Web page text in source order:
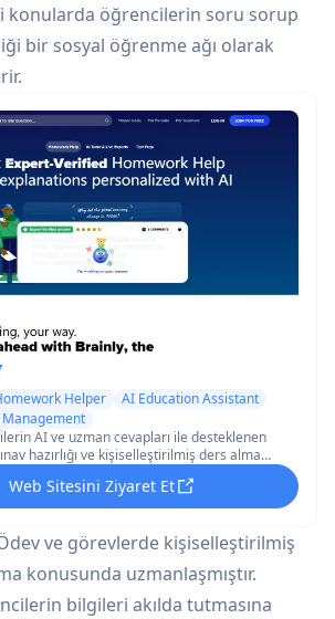
konularda öğrencilerin soru sorup
bir sosyal öğrenme ağı olarak
Helper
AI Education Assistant
AI ve uzman cevapları ile desteklenen
hazırlığı ve kişiselleştirilmiş ders alma
olduğu önde gelen çevrimiçi öğrenme
Web Sitesini Ziyaret Et
ve görevlerde kişiselleştirilmiş
konusunda uzmanlaşmıştır.
bilgileri akılda tutmasına